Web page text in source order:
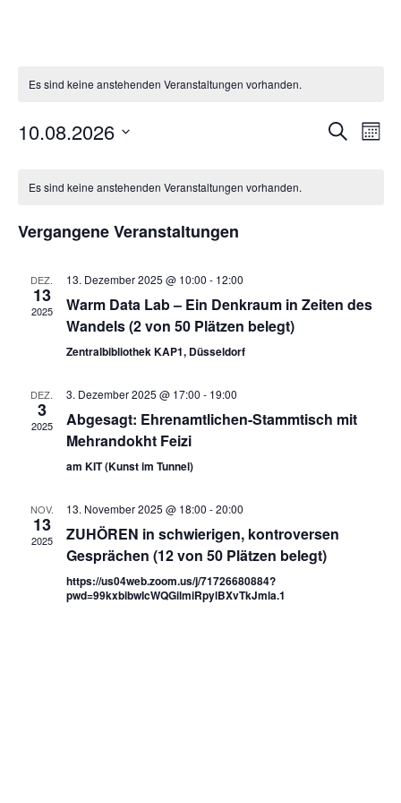
Es sind keine anstehenden Veranstaltungen vorhanden.
Suche
Monat
10.08.2026
Veranstaltungen
Es sind keine anstehenden Veranstaltungen vorhanden.
Vergangene Veranstaltungen
DEZ.
13
2025
13. Dezember 2025 @ 10:00 - 12:00
Warm Data Lab – Ein Denkraum in Zeiten des
Wandels (2 von 50 Plätzen belegt)
Zentralbibliothek KAP1, Düsseldorf
DEZ.
3
2025
3. Dezember 2025 @ 17:00 - 19:00
Abgesagt: Ehrenamtlichen-Stammtisch mit
Mehrandokht Feizi
am KIT (Kunst im Tunnel)
NOV.
13
2025
13. November 2025 @ 18:00 -20:00
ZUHÖREN in schwierigen, kontroversen
Gesprächen (12 von 50 Plätzen belegt)
https://us04web.zoom.us/j/71726680884?
pwd=99kxbibwIcWQGilmiRpylBXvTkJmla.1